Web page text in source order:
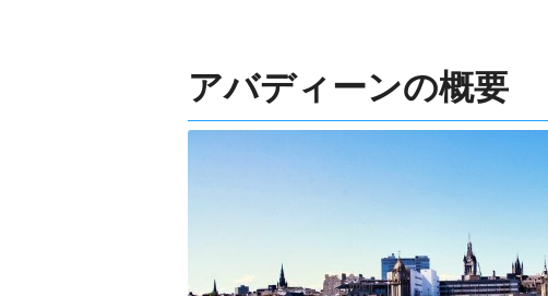
アバディーンの概要